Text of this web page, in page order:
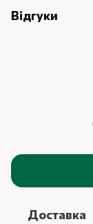
Відгуки
Доставка